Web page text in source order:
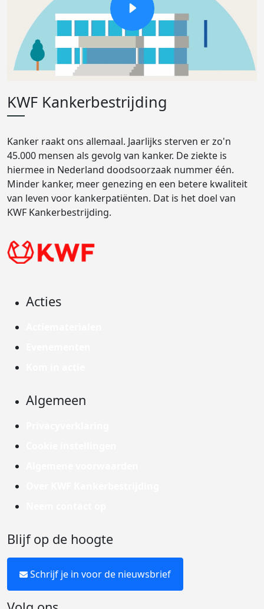
KWF Kankerbestrijding
Kanker raakt ons allemaal. Jaarlijks sterven er zo'n
45.000 mensen als gevolg van kanker. De ziekte is
hiermee in Nederland doodsoorzaak nummer één.
Minder kanker, meer genezing en een betere kwaliteit
van leven voor kankerpatiënten. Dat is het doel van
KWF Kankerbestrijding.
Acties
Algemeen
Blijf op de hoogte
Schrijf je in voor de nieuwsbrief